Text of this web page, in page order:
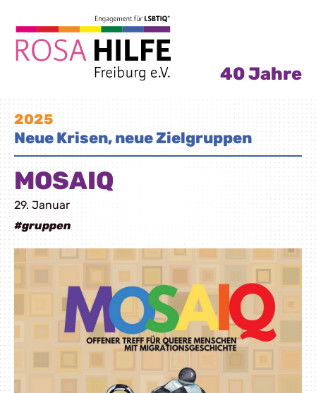
40 Jahre
2025
Neue Krisen, neue Zielgruppen
MOSAIQ
29. Januar
#gruppen